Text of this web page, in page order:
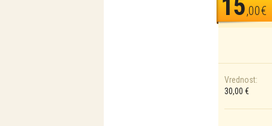
15,00€
Vrednost:
30,00 €